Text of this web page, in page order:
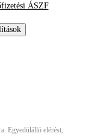
ÁSZF
Egyedülálló elérést,